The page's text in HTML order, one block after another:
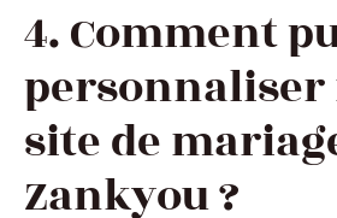
4. Comment
personnaliser
site de
Zankyou ?